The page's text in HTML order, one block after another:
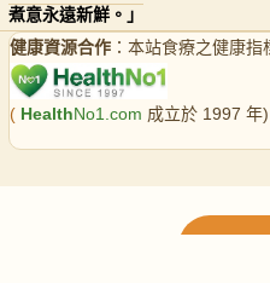
煮意永遠新鮮。」
健康資源合作 ：本站食療之健康
( HealthNo1.com 成立於 1997 年